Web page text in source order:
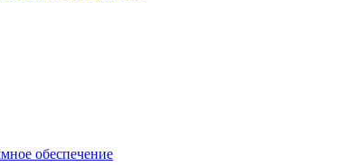
обеспечение